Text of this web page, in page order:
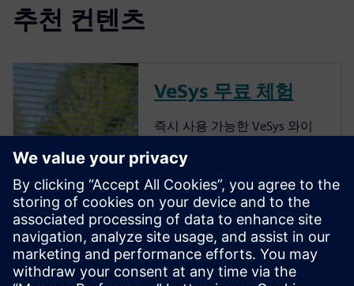
추천 컨텐츠
VeSys 무료 체험
즉시 사용 가능한 VeSys 와이
빠르게 혁신 VeSys 체험판을
미리 확인해 보십시오. 세계적
으로 널리 인정받는 와이어 하
네스 소프트웨어 제품군을 살
펴볼 수 있습니다. 비즈니스 전
반에 걸쳐 더 스마트하고 빠르
게 작업할 수 있는 방법을 알아